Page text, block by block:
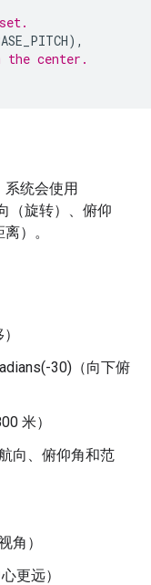
),
the center.
系统会使用
（旋转）、俯仰
）。
30)（向下俯
米）
向、俯仰角和范
角）
更远）